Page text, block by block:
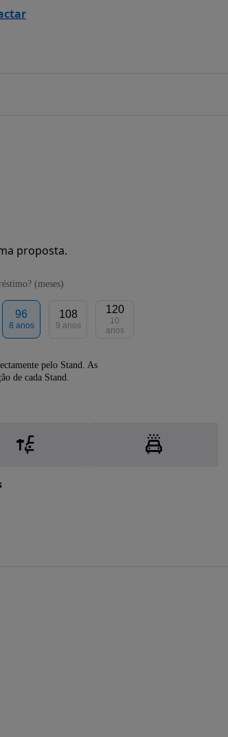
proposta.
(meses)
96
8 anos
108
9 anos
120
10
anos
pelo Stand. As
de cada Stand.